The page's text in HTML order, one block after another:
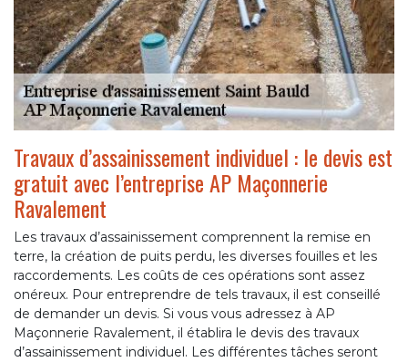
Travaux d’assainissement individuel : le devis est
gratuit avec l’entreprise AP Maçonnerie
Ravalement
Les travaux d’assainissement comprennent la remise en
terre, la création de puits perdu, les diverses fouilles et les
raccordements. Les coûts de ces opérations sont assez
onéreux. Pour entreprendre de tels travaux, il est conseillé
de demander un devis. Si vous vous adressez à AP
Maçonnerie Ravalement, il établira le devis des travaux
d’assainissement individuel. Les différentes tâches seront